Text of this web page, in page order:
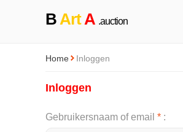
BArtA .auction
Home Inloggen
Inloggen
Gebruikersnaam of email *